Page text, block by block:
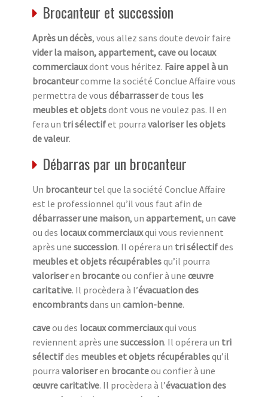
Brocanteur et succession
Après un décès, vous allez sans doute devoir faire
vider la maison, appartement, cave ou locaux
commerciauxdont vous héritez. Faire appel à un
brocanteurcomme la société Conclue Affaire vous
permettra de vous débarrasserde tous les
meubles et objetsdont vous ne voulez pas. Il en
fera un tri sélectifet pourra valoriser les objets
de valeur.
Débarras par un brocanteur
Un brocanteurtel que la société Conclue Affaire
est le professionnel qu’il vous faut afin de
débarrasser une maison, un appartement, un cave
ou des locaux commerciauxqui vous reviennent
après une succession. Il opérera un tri sélectifdes
meubles et objets récupérablesqu’il pourra
valoriseren brocanteou confier à une œuvre
caritative. Il procèdera à l’évacuation des
encombrantsdans un camion-benne.
caveou des locaux commerciauxqui vous
reviennent après une succession. Il opérera un tri
sélectifdes meubles et objets récupérablesqu’il
pourra valoriseren brocanteou confier à une
œuvre caritative. Il procèdera à l’évacuation des